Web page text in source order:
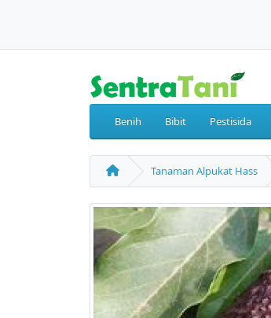
Benih Bibit Pestisida
Tanaman Alpukat Hass